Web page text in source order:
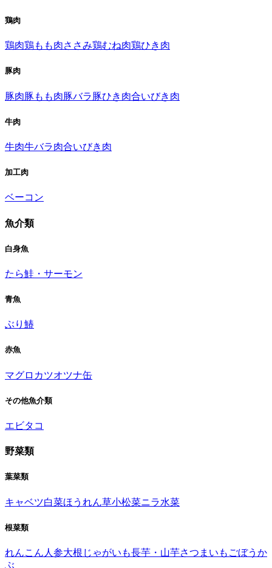
鶏肉
鶏肉鶏もも肉ささみ鶏むね肉鶏ひき肉
豚肉
豚肉豚もも肉豚バラ豚ひき肉合いびき肉
牛肉
牛肉牛バラ肉合いびき肉
加工肉
ベーコン
魚介類
白身魚
たら鮭・サーモン
青魚
ぶり 鰆
赤魚
マグロ カツオツナ缶
その他魚介類
エビタコ
野菜類
葉菜類
キャベツ白菜ほうれん草小松菜ニラ水菜
根菜類
れんこん 人参大根 じゃがいも長芋・山芋さつまいも ごぼう か
ぶ